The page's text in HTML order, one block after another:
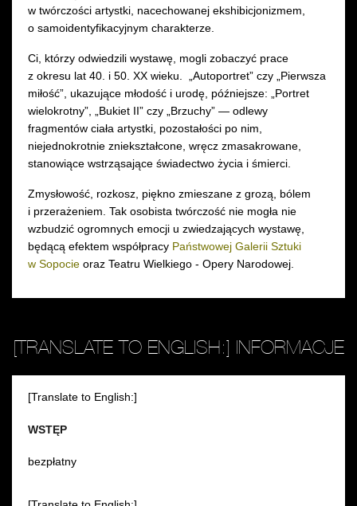
w twórczości artystki, nacechowanej ekshibicjonizmem,
o samoidentyfikacyjnym charakterze.
Ci, którzy odwiedzili wystawę, mogli zobaczyć prace
z okresu lat 40. i 50. XX wieku. „Autoportret” czy „Pierwsza
miłość”, ukazujące młodość i urodę, późniejsze: „Portret
wielokrotny”, „Bukiet II” czy „Brzuchy” — odlewy
fragmentów ciała artystki, pozostałości po nim,
niejednokrotnie zniekształcone, wręcz zmasakrowane,
stanowiące wstrząsające świadectwo życia i śmierci.
Zmysłowość, rozkosz, piękno zmieszane z grozą, bólem
i przerażeniem. Tak osobista twórczość nie mogła nie
wzbudzić ogromnych emocji u zwiedzających wystawę,
będącą efektem współpracy Państwowej Galerii Sztuki
w Sopocie oraz Teatru Wielkiego - Opery Narodowej.
[TRANSLATE TO ENGLISH:] INFORMACJE
[Translate to English:]
WSTĘP
bezpłatny